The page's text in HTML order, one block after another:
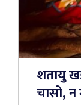
शतायु
चासो, न